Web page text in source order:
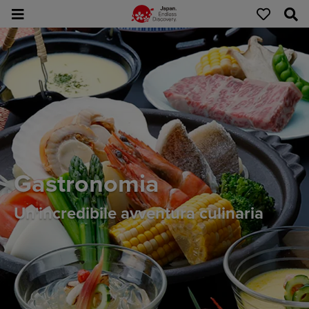
Gastronomia
Un'incredibile avventura culinaria